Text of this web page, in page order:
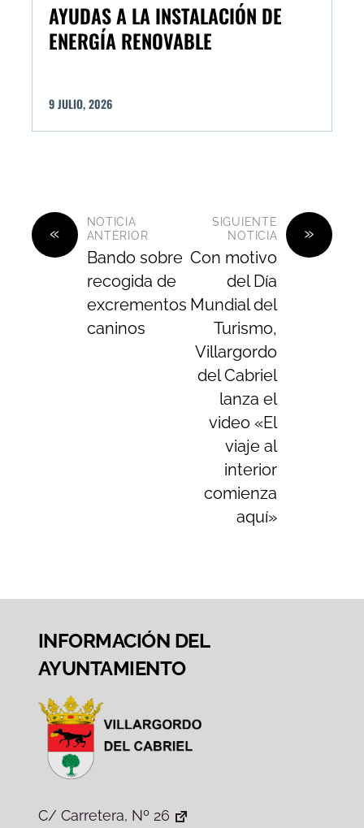
AYUDAS A LA INSTALACIÓN DE
ENERGÍA RENOVABLE
9 JULIO,2026
«
NOTICIA
ANTERIOR
Bando sobre
recogida de
excrementos
caninos
»
SIGUIENTE
NOTICIA
Con motivo
del Día
Mundial del
Turismo,
Villargordo
del Cabriel
lanza el
video «El
viaje al
interior
comienza
aquí»
INFORMACIÓN DEL
AYUNTAMIENTO
C/ Carretera, Nº 26